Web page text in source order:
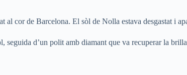
al cor de Barcelona. El sòl de Nolla estava desgastat i
seguida d’un polit amb diamant que va recuperar la